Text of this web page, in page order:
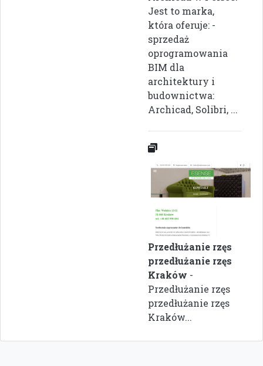
Jest to marka,
która oferuje: -
sprzedaż
oprogramowania
BIM dla
architektury i
budownictwa:
Archicad, Solibri, ...
Przedłużanie rzęs
przedłużanie rzęs
Kraków -
Przedłużanie rzęs
przedłużanie rzęs
Kraków...